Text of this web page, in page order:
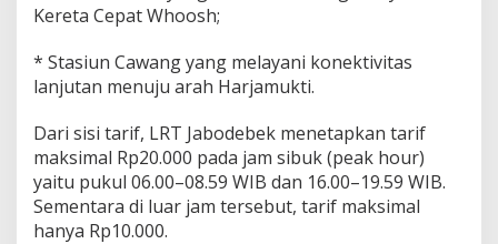
Kereta Cepat Whoosh;
* Stasiun Cawang yang melayani konektivitas
lanjutan menuju arah Harjamukti.
Dari sisi tarif, LRT Jabodebek menetapkan tarif
maksimal Rp20.000 pada jam sibuk (peak hour)
yaitu pukul 06.00–08.59 WIB dan 16.00–19.59 WIB.
Sementara di luar jam tersebut, tarif maksimal
hanya Rp10.000.